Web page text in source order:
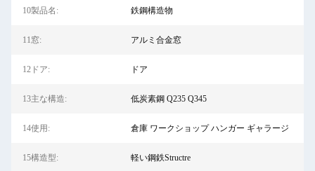
10製品名: 鉄鋼構造物
11窓: アルミ合金窓
12ドア: ドア
13主な構造: 低炭素鋼 Q235 Q345
14使用: 倉庫 ワークショップ ハンガー ギャラージ
15構造型: 軽い鋼鉄Structre